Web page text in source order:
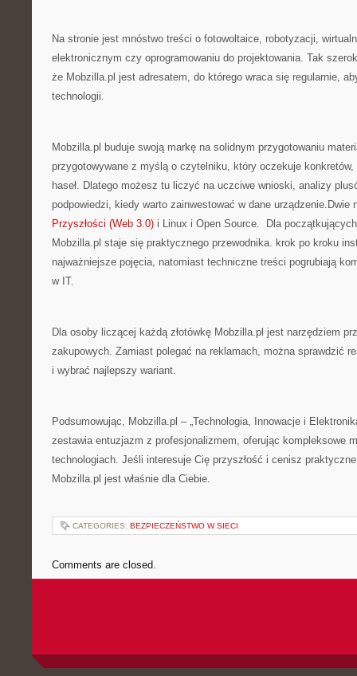
Na stronie jest mnóstwo treści o fotowoltaice, robotyzacji,
elektronicznym czy oprogramowaniu do projektowania. Tak
że Mobzilla.pl jest adresatem, do którego wraca się regularnie,
technologii.
Mobzilla.pl buduje swoją markę na solidnym przygotowaniu
przygotowywane z myślą o czytelniku, który oczekuje
haseł. Dlatego możesz tu liczyć na uczciwe wnioski, analizy
podpowiedzi, kiedy warto zainwestować w dane urządzenie.Dwie
Przyszłości (Web 3.0) i Linux i Open Source. Dla
Mobzilla.pl staje się praktycznego przewodnika. krok po kroku
najważniejsze pojęcia, natomiast techniczne treści pogrubiają
w IT.
Dla osoby liczącej każdą złotówkę Mobzilla.pl jest narzędziem
zakupowych. Zamiast polegać na reklamach, można sprawdzić
i wybrać najlepszy wariant.
Podsumowując, Mobzilla.pl – „Technologia, Innowacje i
zestawia entuzjazm z profesjonalizmem, oferując kompleksowe
technologiach. Jeśli interesuje Cię przyszłość i cenisz
Mobzilla.pl jest właśnie dla Ciebie.
CATEGORIES: BEZPIECZEŃSTWO W SIECI
Comments are closed.